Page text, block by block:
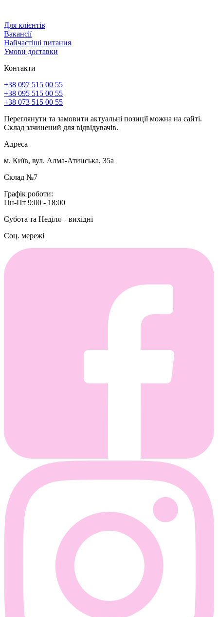
Для клієнтів
Вакансії
Найчастіші питання
Умови доставки
Контакти
+38 097 515 00 55
+38 095 515 00 55
+38 073 515 00 55
Переглянути та замовити актуальні позиції можна на сайті.
Склад зачинений для відвідувачів.
Адреса
м. Київ, вул. Алма-Атинська, 35а
Склад №7
Графік роботи:
Пн-Пт 9:00 - 18:00
Субота та Неділя – вихідні
Соц. мережі